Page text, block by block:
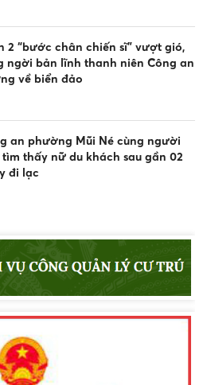
2 “bước chân chiến sĩ” vượt gió,
ngời bản lĩnh thanh niên Công an
về biển đảo
an phường Mũi Né cùng người
thấy nữ du khách sau gần 02
đi lạc
phòng chống đuối nước và
Nam Gia Nghĩa trong đấu
phòng, chống tội phạm